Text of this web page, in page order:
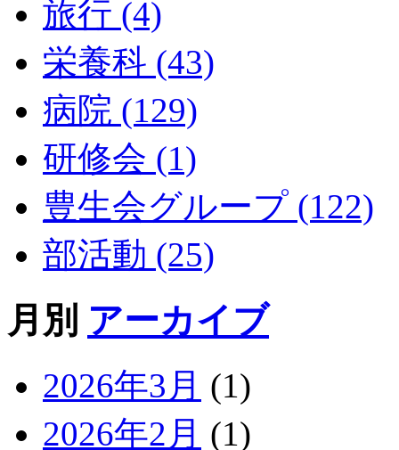
旅行 (4)
栄養科 (43)
病院 (129)
研修会 (1)
豊生会グループ (122)
部活動 (25)
月別 アーカイブ
2026年3月 (1)
2026年2月 (1)